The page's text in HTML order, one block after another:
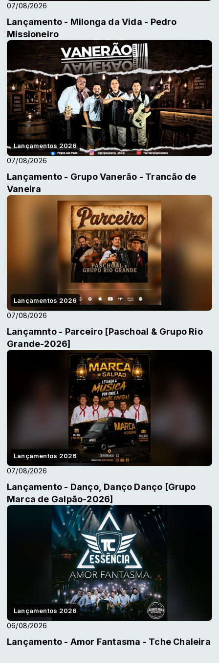
07/08/2026
Lançamento - Milonga da Vida - Pedro
Missioneiro
Lançamentos 2026
07/08/2026
Lançamento - Grupo Vanerão - Trancão de
Vaneira
Lançamentos 2026
07/08/2026
Lançamnto - Parceiro [Paschoal & Grupo Rio
Grande-2026]
Lançamentos 2026
07/08/2026
Lançamento - Danço, Danço Danço [Grupo
Marca de Galpão-2026]
Lançamentos 2026
06/08/2026
Lançamento - Amor Fantasma - Tche Chaleira